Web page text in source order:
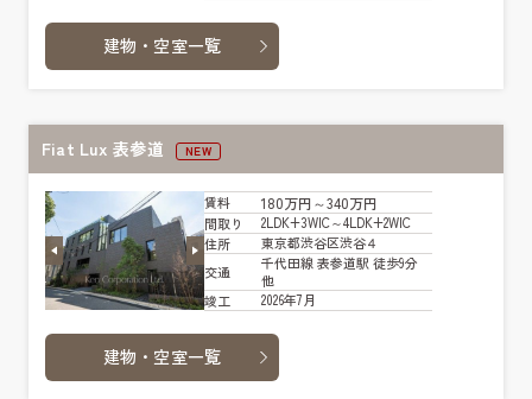
建物・空室一覧
Fiat Lux 表参道 NEW
賃料 180万円～340万円
間取り
2LDK+3WIC～4LDK+2WIC
住所
東京都渋谷区渋谷４
交通
千代田線 表参道駅 徒歩9分
他
竣工
2026年7月
建物・空室一覧